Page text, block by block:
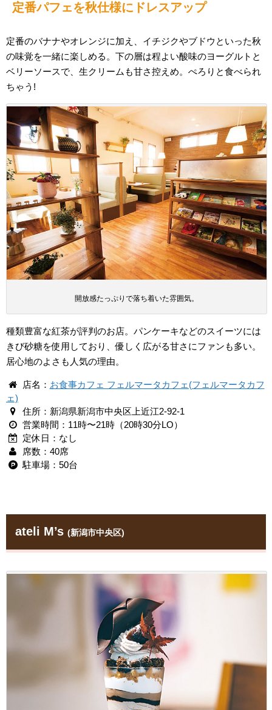
定番パフェを秋仕様にドレスアップ
定番のバナナやオレンジに加え、イチジクやブドウといった秋
の味覚を一緒に楽しめる。下の層は程よい酸味のヨーグルトと
ベリーソースで、生クリームも甘さ控えめ。ぺろりと食べられ
ちゃう!
開放感たっぷりで落ち着いた雰囲気。
種類豊富な紅茶が評判のお店。パンケーキなどのスイーツには
きび砂糖を使用しており、優しく広がる甘さにファンも多い。
居心地のよさも人気の理由。
店名： お食事カフェ フェルマータカフェ(フェルマータカフ
ェ)
住所：新潟県新潟市中央区上近江2-92-1
営業時間：11時〜21時（20時30分LO）
定休日：なし
席数：40席
駐車場：50台
ateli M’s (新潟市中央区)